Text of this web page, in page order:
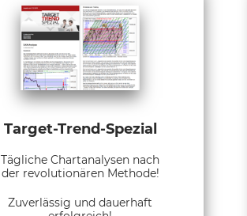
Target-Trend-Spezial
Tägliche Chartanalysen nach
der revolutionären Methode!
Zuverlässig und dauerhaft